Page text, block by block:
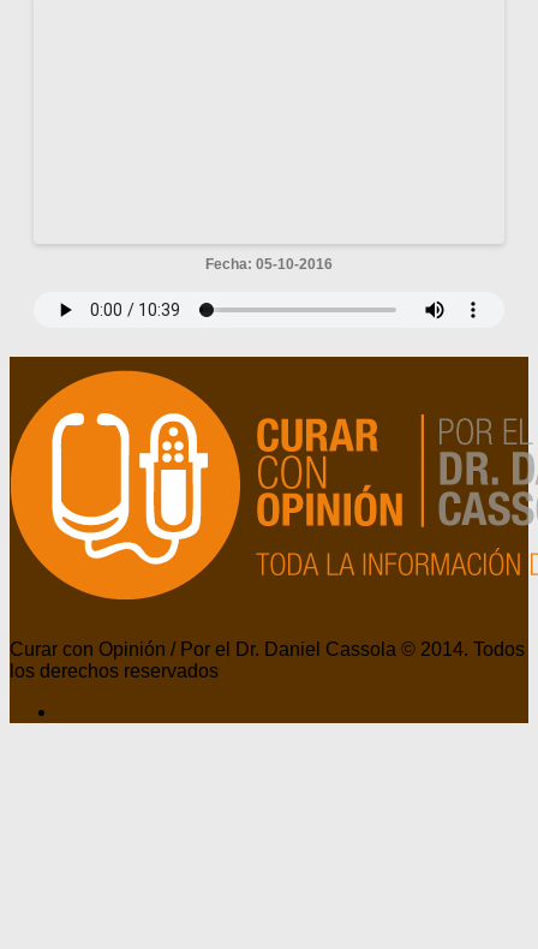
Fecha: 05-10-2016
Curar con Opinión / Por el Dr. Daniel Cassola © 2014. Todos
los derechos reservados